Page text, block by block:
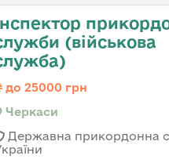
(військова
до 25000 грн
Черкаси
Державна прикордонна